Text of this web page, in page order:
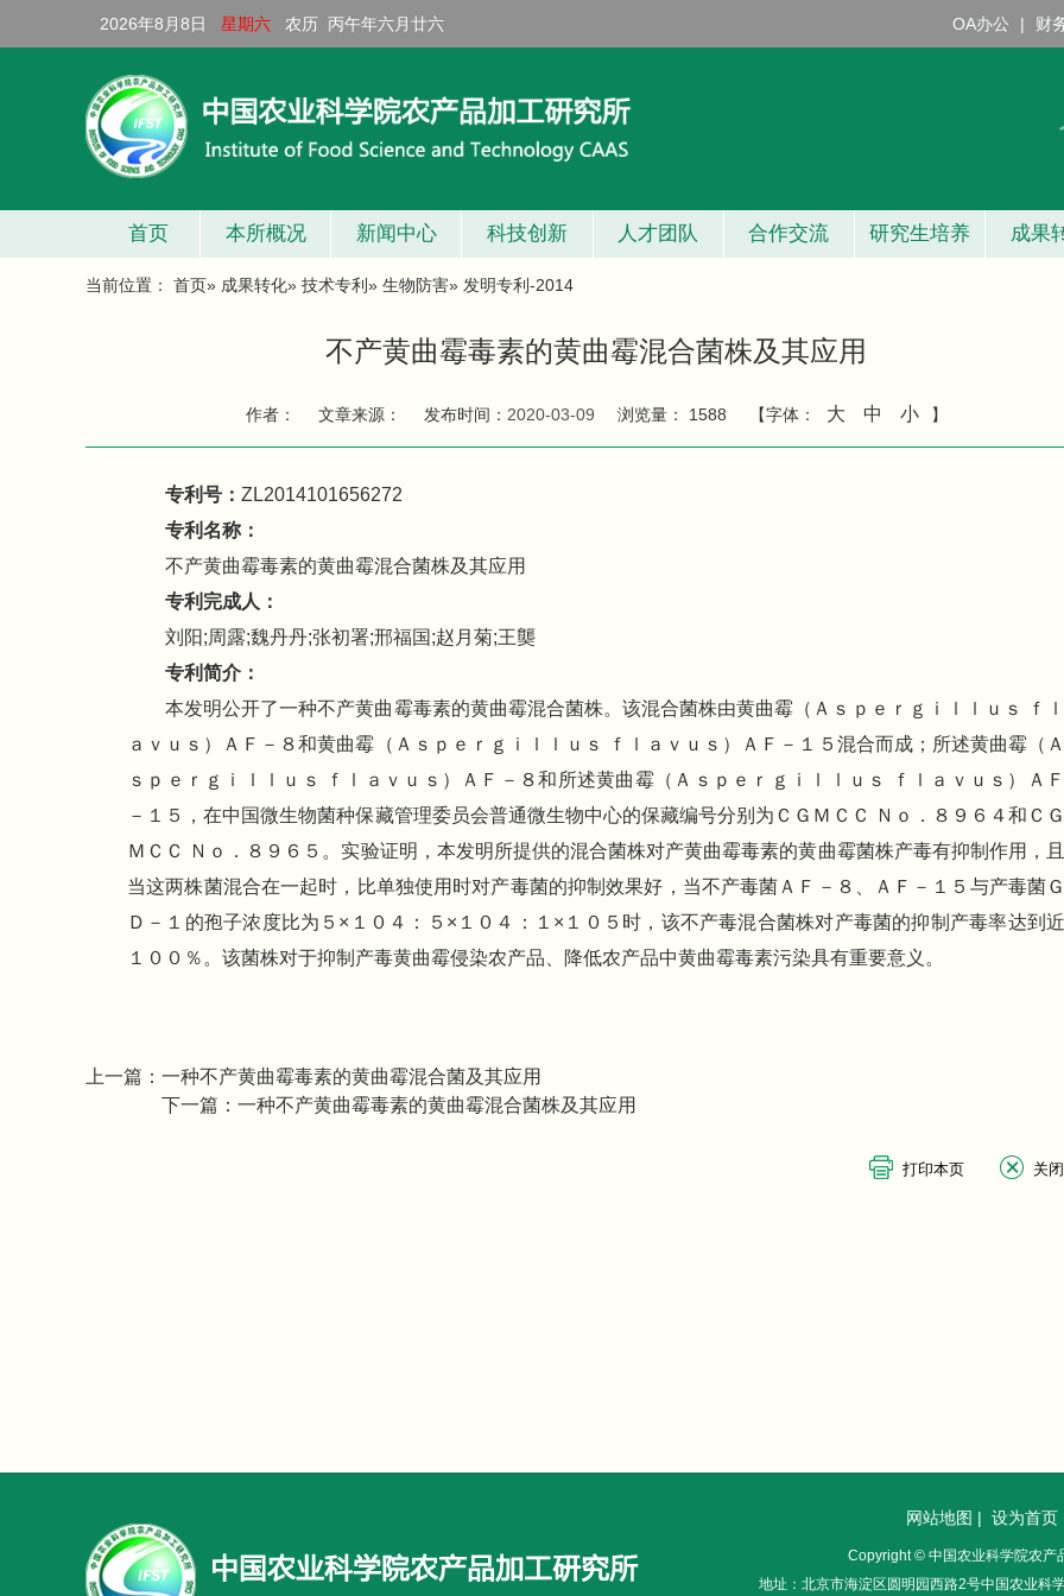
OA办公 | 财
2026年8月8日 星期六 农历 丙午年六月廿六
首页 本所概况 新闻中心 科技创新 人才团队 合作交流 研究生培养 成果
当前位置： 首页» 成果转化» 技术专利 » 生物防害» 发明专利-2014
不产黄曲霉毒素的黄曲霉混合菌株及其应用
作者： 文章来源： 发布时间： 2020-03-09 浏览量： 1588 【字体： 大 中 小 】
专利号： ZL2014101656272
专利名称：
不产黄曲霉毒素的黄曲霉混合菌株及其应用
专利完成人：
刘阳;周露;魏丹丹;张初署;邢福国;赵月菊;王龑
专利简介：
本发明公开了一种不产黄曲霉毒素的黄曲霉混合菌株。该混合菌株由黄曲霉（Ａｓｐｅｒｇｉｌｌｕｓ ｆｌ
ａｖｕｓ）ＡＦ－８和黄曲霉（Ａｓｐｅｒｇｉｌｌｕｓ ｆｌａｖｕｓ）ＡＦ－１５混合而成；所述黄曲霉（Ａ
ｓｐｅｒｇｉｌｌｕｓ ｆｌａｖｕｓ）ＡＦ－８和所述黄曲霉（Ａｓｐｅｒｇｉｌｌｕｓ ｆｌａｖｕｓ）ＡＦ
－１５，在中国微生物菌种保藏管理委员会普通微生物中心的保藏编号分别为ＣＧＭＣＣ Ｎｏ．８９６４和ＣＧ
ＭＣＣ Ｎｏ．８９６５。实验证明，本发明所提供的混合菌株对产黄曲霉毒素的黄曲霉菌株产毒有抑制作用，且
当这两株菌混合在一起时，比单独使用时对产毒菌的抑制效果好，当不产毒菌ＡＦ－８、ＡＦ－１５与产毒菌Ｇ
Ｄ－１的孢子浓度比为５×１０４：５×１０４：１×１０５时，该不产毒混合菌株对产毒菌的抑制产毒率达到近
１００％。该菌株对于抑制产毒黄曲霉侵染农产品、降低农产品中黄曲霉毒素污染具有重要意义。
上一篇： 一种不产黄曲霉毒素的黄曲霉混合菌及其应用
下一篇： 一种不产黄曲霉毒素的黄曲霉混合菌株及其应用
网站地图 | 设为首页
Copyright © 中国农业科学院农产
地址：北京市海淀区圆明园西路2号中国农业科